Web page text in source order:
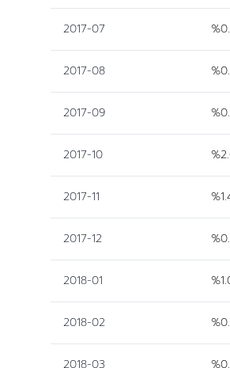
2017-07
2017-08
2017-09
2017-10
2017-11
2017-12
2018-01
2018-02
2018-03